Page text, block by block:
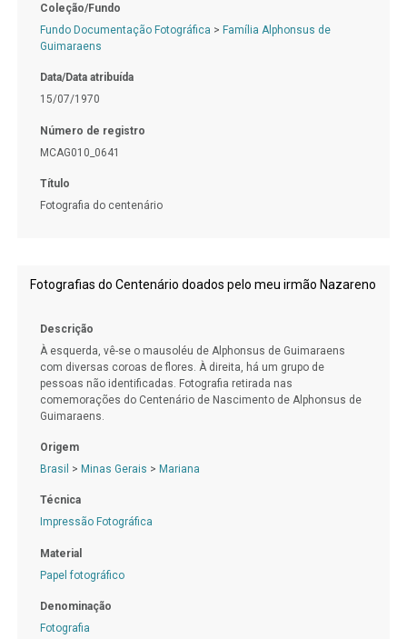
Coleção/Fundo
Fundo Documentação Fotográfica > Família Alphonsus de
Guimaraens
Data/Data atribuída
15/07/1970
Número de registro
MCAG010_0641
Título
Fotografia do centenário
Fotografias do Centenário doados pelo meu irmão Nazareno
Descrição
À esquerda, vê-se o mausoléu de Alphonsus de Guimaraens
com diversas coroas de flores. À direita, há um grupo de
pessoas não identificadas. Fotografia retirada nas
comemorações do Centenário de Nascimento de Alphonsus de
Guimaraens.
Origem
Brasil > Minas Gerais > Mariana
Técnica
Impressão Fotográfica
Material
Papel fotográfico
Denominação
Fotografia